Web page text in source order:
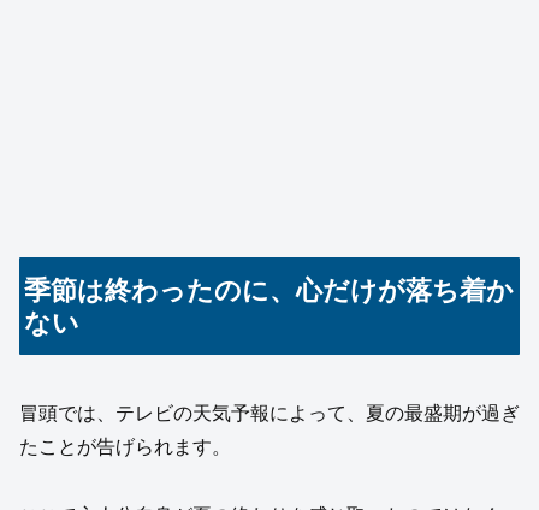
季節は終わったのに、心だけが落ち着か
ない
冒頭では、テレビの天気予報によって、夏の最盛期が過ぎ
たことが告げられます。